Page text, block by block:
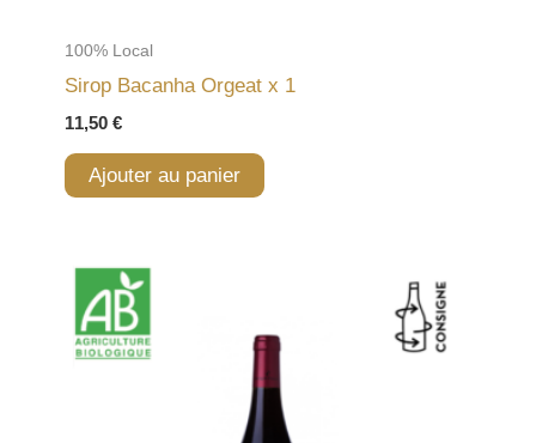
100% Local
Sirop Bacanha Orgeat x 1
11,50 €
Ajouter au panier